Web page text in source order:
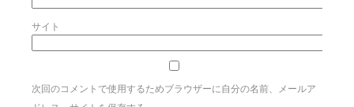
サイト
次回のコメントで使用するためブラウザーに自分の名前、メールア